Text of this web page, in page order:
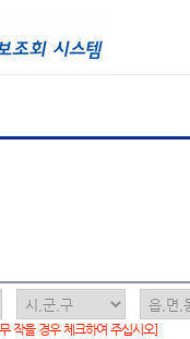
작을 경우 체크하여 주십시오]